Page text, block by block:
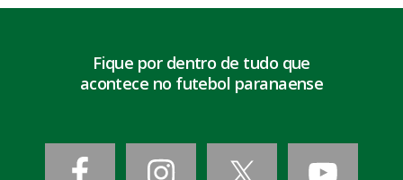
Fique por dentro de tudo que
acontece no futebol paranaense